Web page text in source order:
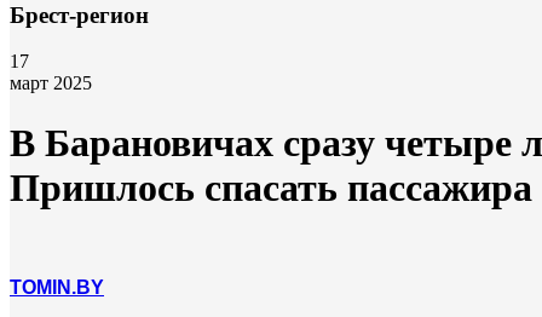
Брест-регион
17
март 2025
В Барановичах сразу
Пришлось спасать пассажира
TOMIN.BY